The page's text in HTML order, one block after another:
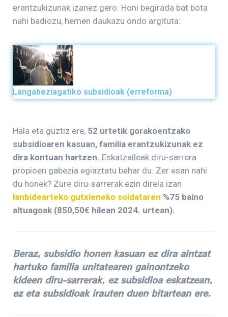
erantzukizunak izanez gero. Honi begirada bat bota
nahi badiozu, hemen daukazu ondo argituta:
Langabeziagatiko subsidioak (erreforma)
Hala eta guztiz ere, 52 urtetik gorakoentzako
subsidioaren kasuan, familia erantzukizunak ez
dira kontuan hartzen. Eskatzaileak diru-sarrera
propioen gabezia egiaztatu behar du. Zer esan nahi
du honek? Zure diru-sarrerak ezin direla izan
lanbidearteko gutxieneko soldataren %75 baino
altuagoak (850,50€ hilean 2024. urtean).
Beraz, subsidio honen kasuan ez dira aintzat
hartuko familia unitatearen gainontzeko
kideen diru-sarrerak, ez subsidioa eskatzean,
ez eta subsidioak irauten duen bitartean ere.